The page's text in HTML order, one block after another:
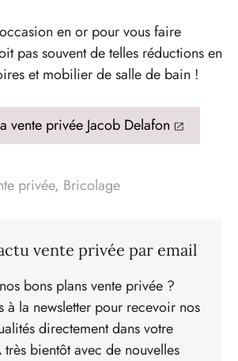
en or pour vous faire
pas souvent de telles réductions en
et mobilier de salle de bain !
vente privée Jacob Delafon
privée, Bricolage
vente privée par email
bons plans vente privée ?
à la newsletter pour recevoir nos
directement dans votre
bientôt avec de nouvelles